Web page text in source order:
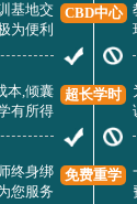
基地交
为便利
CBD中心
本,倾囊
有所得
超长学时
终身绑
您服务
免费重学